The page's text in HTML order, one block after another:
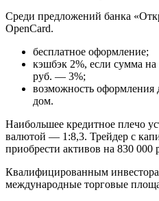
Среди предложений банка
OpenCard.
бесплатное оформление;
кэшбэк 2%, если сумма
руб. — 3%;
возможность оформления
дом.
Наибольшее кредитное плечо
валютой — 1:8,3. Трейдер с
приобрести активов на 830 000
Квалифицированным
международные торговые